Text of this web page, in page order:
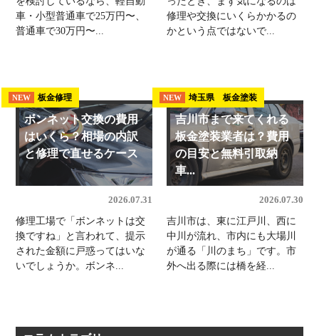
車・小型普通車で25万円〜、
普通車で30万円〜...
修理や交換にいくらかかるの
かという点ではないで...
NEW 板金修理
ボンネット交換の費用
はいくら？相場の内訳
と修理で直せるケース
2026.07.31
修理工場で「ボンネットは交
換ですね」と言われて、提示
された金額に戸惑ってはいな
いでしょうか。ボンネ...
NEW 埼玉県 板金塗装
吉川市まで来てくれる
板金塗装業者は？費用
の目安と無料引取納
車...
2026.07.30
吉川市は、東に江戸川、西に
中川が流れ、市内にも大場川
が通る「川のまち」です。市
外へ出る際には橋を経...